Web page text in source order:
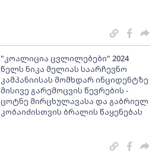
"კოალიცია ცვლილებები" 2024
წელს ნიკა მელიას საარჩევნო
კამპანიისას მომხდარ ინციდენტზე
მისივე გარემოცვის წევრების -
ცოტნე მირცხულავასა და გაბრიელ
კობაიძისთვის ბრალის წაყენებას